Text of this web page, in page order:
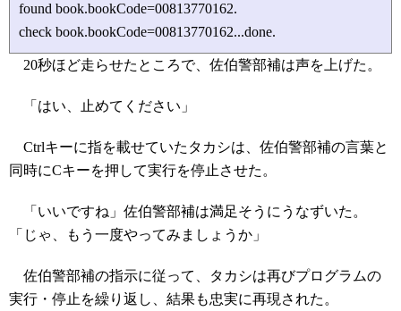
found book.bookCode=00813770162.
check book.bookCode=00813770162...done.
20秒ほど走らせたところで、佐伯警部補は声を上げた。
「はい、止めてください」
Ctrlキーに指を載せていたタカシは、佐伯警部補の言葉と
同時にCキーを押して実行を停止させた。
「いいですね」佐伯警部補は満足そうにうなずいた。
「じゃ、もう一度やってみましょうか」
佐伯警部補の指示に従って、タカシは再びプログラムの
実行・停止を繰り返し、結果も忠実に再現された。